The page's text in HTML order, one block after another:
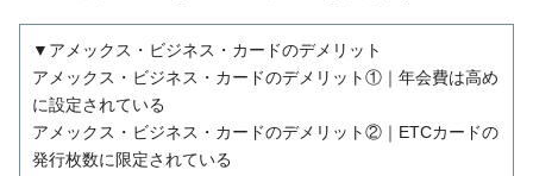
▼アメックス・ビジネス・カードのデメリット
アメックス・ビジネス・カードのデメリット①｜年会費は高め
に設定されている
アメックス・ビジネス・カードのデメリット②｜ETCカードの
発行枚数に限定されている